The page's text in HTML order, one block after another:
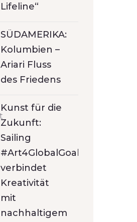
Lifeline“
SÜDAMERIKA:
Kolumbien –
Ariari Fluss
des Friedens
Kunst für die
Zukunft:
Sailing
#Art4GlobalGoals
verbindet
Kreativität
mit
nachhaltigem